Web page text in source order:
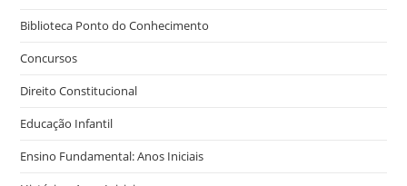
Biblioteca Ponto do Conhecimento
Concursos
Direito Constitucional
Educação Infantil
Ensino Fundamental: Anos Iniciais